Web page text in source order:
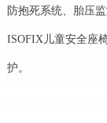
防抱死系统、胎压
ISOFIX儿童安全座
护。